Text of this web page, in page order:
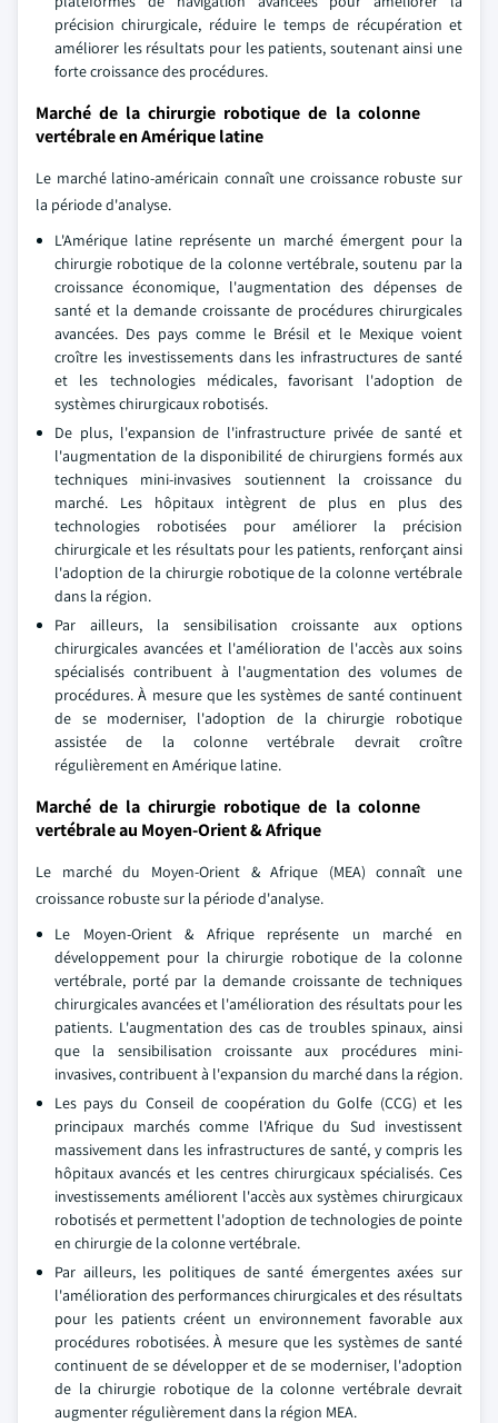
précision chirurgicale, réduire le temps de récupération et
améliorer les résultats pour les patients, soutenant ainsi une
forte croissance des procédures.
Marché de la chirurgie robotique de la colonne
vertébrale en Amérique latine
Le marché latino-américain connaît une croissance robuste sur
la période d'analyse.
L'Amérique latine représente un marché émergent pour la
chirurgie robotique de la colonne vertébrale, soutenu par la
croissance économique, l'augmentation des dépenses de
santé et la demande croissante de procédures chirurgicales
avancées. Des pays comme le Brésil et le Mexique voient
croître les investissements dans les infrastructures de santé
et les technologies médicales, favorisant l'adoption de
systèmes chirurgicaux robotisés.
De plus, l'expansion de l'infrastructure privée de santé et
l'augmentation de la disponibilité de chirurgiens formés aux
techniques mini-invasives soutiennent la croissance du
marché. Les hôpitaux intègrent de plus en plus des
technologies robotisées pour améliorer la précision
chirurgicale et les résultats pour les patients, renforçant ainsi
l'adoption de la chirurgie robotique de la colonne vertébrale
dans la région.
Par ailleurs, la sensibilisation croissante aux options
chirurgicales avancées et l'amélioration de l'accès aux soins
spécialisés contribuent à l'augmentation des volumes de
procédures. À mesure que les systèmes de santé continuent
de se moderniser, l'adoption de la chirurgie robotique
assistée de la colonne vertébrale devrait croître
régulièrement en Amérique latine.
Marché de la chirurgie robotique de la colonne
vertébrale au Moyen-Orient & Afrique
Le marché du Moyen-Orient & Afrique (MEA) connaît une
croissance robuste sur la période d'analyse.
Le Moyen-Orient & Afrique représente un marché en
développement pour la chirurgie robotique de la colonne
vertébrale, porté par la demande croissante de techniques
chirurgicales avancées et l'amélioration des résultats pour les
patients. L'augmentation des cas de troubles spinaux, ainsi
que la sensibilisation croissante aux procédures mini-
invasives, contribuent à l'expansion du marché dans la région.
Les pays du Conseil de coopération du Golfe (CCG) et les
principaux marchés comme l'Afrique du Sud investissent
massivement dans les infrastructures de santé, y compris les
hôpitaux avancés et les centres chirurgicaux spécialisés. Ces
investissements améliorent l'accès aux systèmes chirurgicaux
robotisés et permettent l'adoption de technologies de pointe
en chirurgie de la colonne vertébrale.
Par ailleurs, les politiques de santé émergentes axées sur
l'amélioration des performances chirurgicales et des résultats
pour les patients créent un environnement favorable aux
procédures robotisées. À mesure que les systèmes de santé
continuent de se développer et de se moderniser, l'adoption
de la chirurgie robotique de la colonne vertébrale devrait
augmenter régulièrement dans la région MEA.